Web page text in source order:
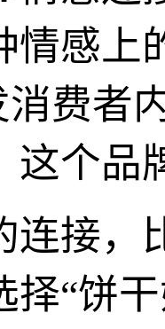
情感上
消费者
这个品
连接，
择“饼